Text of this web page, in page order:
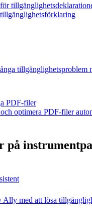
tillgänglighetsproblem
PDF-filer
optimera PDF-filer
på
Ally med att lösa